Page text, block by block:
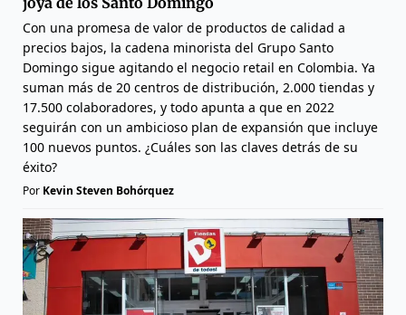
Con una promesa de valor de productos de calidad a
precios bajos, la cadena minorista del Grupo Santo
Domingo sigue agitando el negocio retail en Colombia. Ya
suman más de 20 centros de distribución, 2.000 tiendas y
17.500 colaboradores, y todo apunta a que en 2022
seguirán con un ambicioso plan de expansión que incluye
100 nuevos puntos. ¿Cuáles son las claves detrás de su
éxito?
Por Kevin Steven Bohórquez